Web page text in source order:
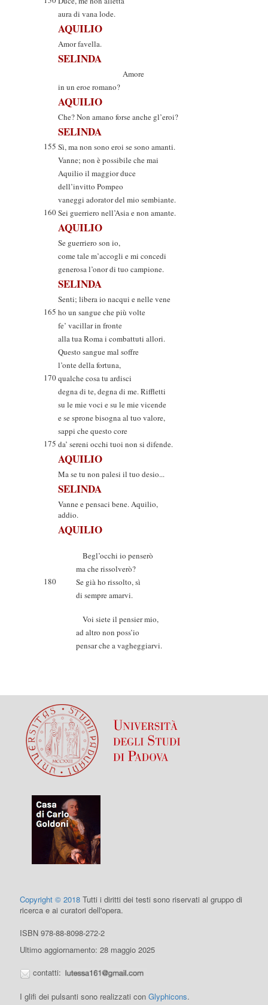
aura di vana lode.
AQUILIO
Amor favella.
SELINDA
Amore
in un eroe romano?
AQUILIO
Che? Non amano forse anche gl’eroi?
SELINDA
155 Sì, ma non sono eroi se sono amanti.
Vanne; non è possibile che mai
Aquilio il maggior duce
dell’invitto Pompeo
vaneggi adorator del mio sembiante.
160Sei guerriero nell’Asia e non amante.
AQUILIO
Se guerriero son io,
come tale m’accogli e mi concedi
generosa l’onor di tuo campione.
SELINDA
Senti; libera io nacqui e nelle vene
165 ho un sangue che più volte
fe’ vacillar in fronte
alla tua Roma i combattuti allori.
Questo sangue mal soffre
l’onte della fortuna,
170qualche cosa tu ardisci
degna di te, degna di me. Riffletti
su le mie voci e su le mie vicende
e se sprone bisogna al tuo valore,
sappi che questo core
175 da’ sereni occhi tuoi non si difende.
AQUILIO
Ma se tu non palesi il tuo desio...
SELINDA
Vanne e pensaci bene. Aquilio,
addio.
AQUILIO
Begl’occhi io penserò
ma che rissolverò?
180
Se già ho rissolto, sì
di sempre amarvi.
Voi siete il pensier mio,
ad altro non poss’io
pensar che a vagheggiarvi.
Copyright © 2018 Tutti i diritti dei testi sono riservati al gruppo di
ricerca e ai curatori dell'opera.
ISBN 978-88-8098-272-2
Ultimo aggiornamento: 28 maggio 2025
contatti:
I glifi dei pulsanti sono realizzati conGlyphicons.